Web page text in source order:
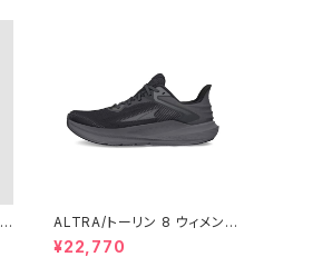
ALTRA/トーリン 8 ウィメン
ズ Black/Black
¥22,770